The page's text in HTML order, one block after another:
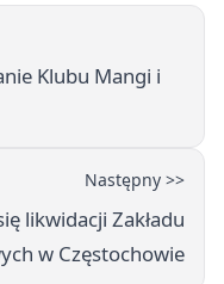
Klubu Mangi i
Następny >>
likwidacji Zakładu
w Częstochowie